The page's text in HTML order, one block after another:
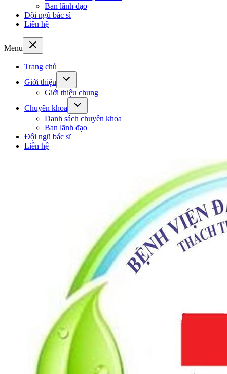
Ban lãnh đạo
Đội ngũ bác sĩ
Liên hệ
Menu
Trang chủ
Giới thiệu
Giới thiệu chung
Chuyên khoa
Danh sách chuyên khoa
Ban lãnh đạo
Đội ngũ bác sĩ
Liên hệ